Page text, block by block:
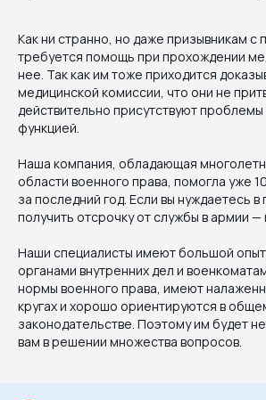
Как ни странно, но даже призывникам с
требуется помощь при прохождении
нее. Так как им тоже приходится
медицинской комиссии, что они не
действительно присутствуют
функцией.
Наша компания, обладающая
области военного права, помогла уже
за последний год. Если вы нуждаетесь
получить отсрочку от службы в армии —
Наши специалисты имеют большой
органами внутренних дел и
нормы военного права, имеют
кругах и хорошо ориентируются в
законодательстве. Поэтому им будет
вам в решении множества вопросов.